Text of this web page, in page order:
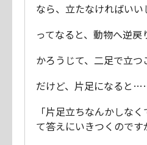
なら、立たなければいい
ってなると、動物へ逆戻
かろうじて、二足で立つ
だけど、片足になると
「片足立ちなんかしな
て答えにいきつくのです